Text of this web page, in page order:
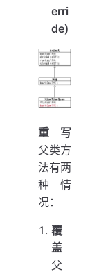
erri
de)
重写
父类方
法有两
种情
况：
覆
盖
父